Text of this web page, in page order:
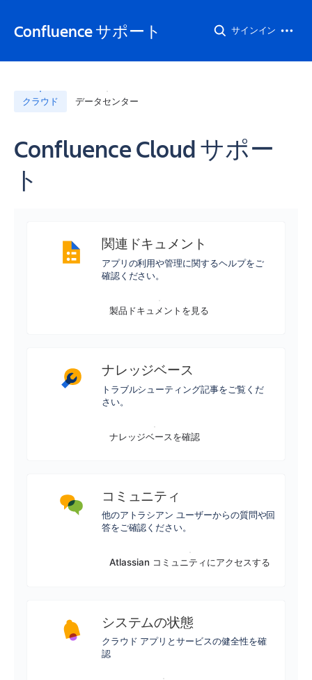
Confluence サポート サインイン
クラウド データセンター
Confluence Cloud サポー
ト
関連ドキュメント
アプリの利用や管理に関するヘルプをご
確認ください。
製品ドキュメントを見る
ナレッジベース
トラブルシューティング記事をご覧くだ
さい。
ナレッジベースを確認
コミュニティ
他のアトラシアン ユーザーからの質問や回
答をご確認ください。
Atlassian コミュニティにアクセスする
システムの状態
クラウド アプリとサービスの健全性を確
認